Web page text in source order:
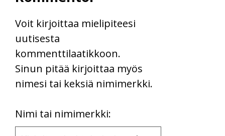
Voit kirjoittaa mielipiteesi
uutisesta
kommenttilaatikkoon.
Sinun pitää kirjoittaa myös
nimesi tai keksiä nimimerkki.
Nimi tai nimimerkki:
Name